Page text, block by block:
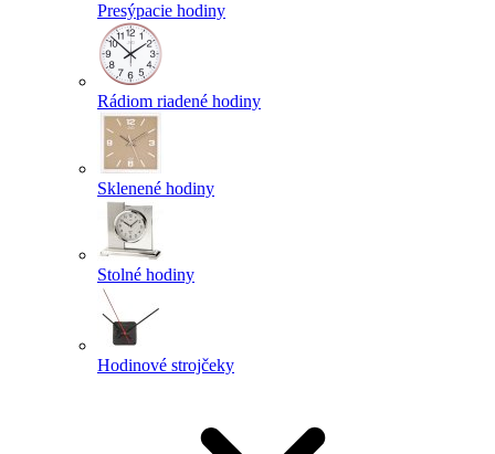
Presýpacie hodiny
Rádiom riadené hodiny
Sklenené hodiny
Stolné hodiny
Hodinové strojčeky